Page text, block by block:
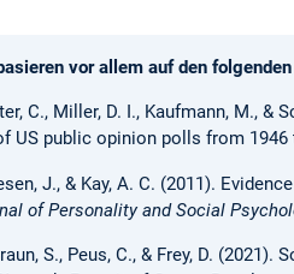
vor allem auf den
C., Miller, D. I., Kaufmann, M.,
US public opinion polls from
J., & Kay, A. C. (2011).
of Personality and Social
S., Peus, C., & Frey, D.